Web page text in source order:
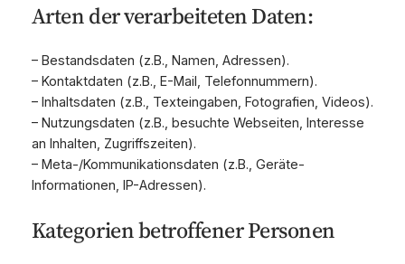
Arten der verarbeiteten Daten:
– Bestandsdaten (z.B., Namen, Adressen).
– Kontaktdaten (z.B., E-Mail, Telefonnummern).
– Inhaltsdaten (z.B., Texteingaben, Fotografien, Videos).
– Nutzungsdaten (z.B., besuchte Webseiten, Interesse
an Inhalten, Zugriffszeiten).
– Meta-/Kommunikationsdaten (z.B., Geräte-
Informationen, IP-Adressen).
Kategorien betroffener Personen